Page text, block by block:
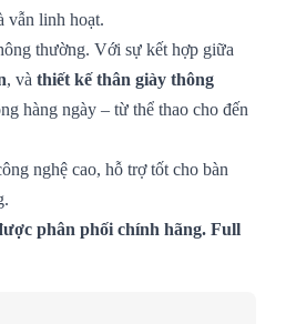
vẫn linh hoạt.
thường. Với sự kết hợp giữa
, và thiết kế thân giày thông
hàng ngày – từ thể thao cho đến
nghệ cao, hỗ trợ tốt cho bàn
phân phối chính hãng. Full